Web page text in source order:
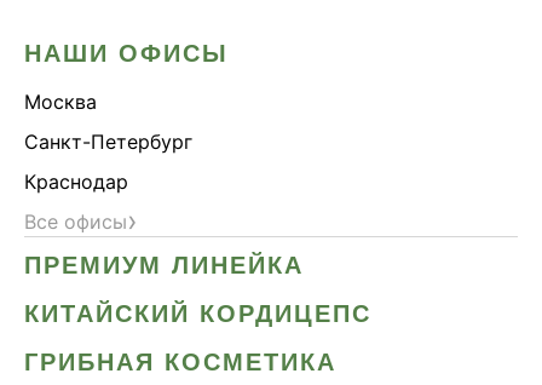
НАШИ ОФИСЫ
Москва
Санкт-Петербург
Краснодар
Все офисы›
ПРЕМИУМ ЛИНЕЙКА
КИТАЙСКИЙ КОРДИЦЕПС
ГРИБНАЯ КОСМЕТИКА